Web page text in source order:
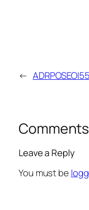
←
Comments
Leave a Reply
You must be